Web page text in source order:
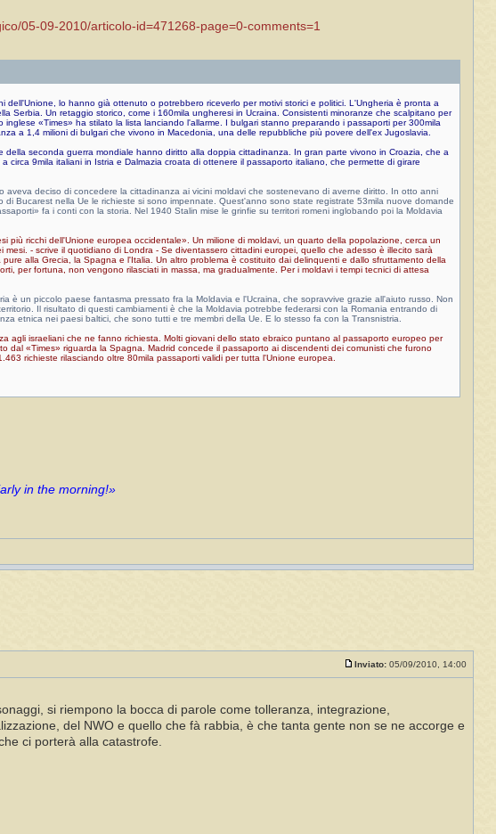
05-09-2010/articolo-id=471268-page=0-comments=1
lo hanno già ottenuto o potrebbero riceverlo per motivi storici e politici. L'Ungheria è pronta a
Un retaggio storico, come i 160mila ungheresi in Ucraina. Consistenti minoranze che scalpitano per
«Times» ha stilato la lista lanciando l'allarme. I bulgari stanno preparando i passaporti per 300mila
a 1,4 milioni di bulgari che vivono in Macedonia, una delle repubbliche più povere dell'ex Jugoslavia.
seconda guerra mondiale hanno diritto alla doppia cittadinanza. In gran parte vivono in Croazia, che a
9mila italiani in Istria e Dalmazia croata di ottenere il passaporto italiano, che permette di girare
deciso di concedere la cittadinanza ai vicini moldavi che sostenevano di averne diritto. In otto anni
Bucarest nella Ue le richieste si sono impennate. Quest'anno sono state registrate 53mila nuove domande
fa i conti con la storia. Nel 1940 Stalin mise le grinfie su territori romeni inglobando poi la Moldavia
ricchi dell'Unione europea occidentale». Un milione di moldavi, un quarto della popolazione, cerca un
- scrive il quotidiano di Londra - Se diventassero cittadini europei, quello che adesso è illecito sarà
alla Grecia, la Spagna e l'Italia. Un altro problema è costituito dai delinquenti e dallo sfruttamento della
per fortuna, non vengono rilasciati in massa, ma gradualmente. Per i moldavi i tempi tecnici di attesa
è un piccolo paese fantasma pressato fra la Moldavia e l'Ucraina, che sopravvive grazie all'aiuto russo. Non
Il risultato di questi cambiamenti è che la Moldavia potrebbe federarsi con la Romania entrando di
etnica nei paesi baltici, che sono tutti e tre membri della Ue. E lo stesso fa con la Transnistria.
agli israeliani che ne fanno richiesta. Molti giovani dello stato ebraico puntano al passaporto europeo per
dal «Times» riguarda la Spagna. Madrid concede il passaporto ai discendenti dei comunisti che furono
richieste rilasciando oltre 80mila passaporti validi per tutta l'Unione europea.
in the morning!»
Inviato: 05/09/2010, 14:00
si riempono la bocca di parole come tolleranza, integrazione,
del NWO e quello che fà rabbia, è che tanta gente non se ne accorge e
ci porterà alla catastrofe.